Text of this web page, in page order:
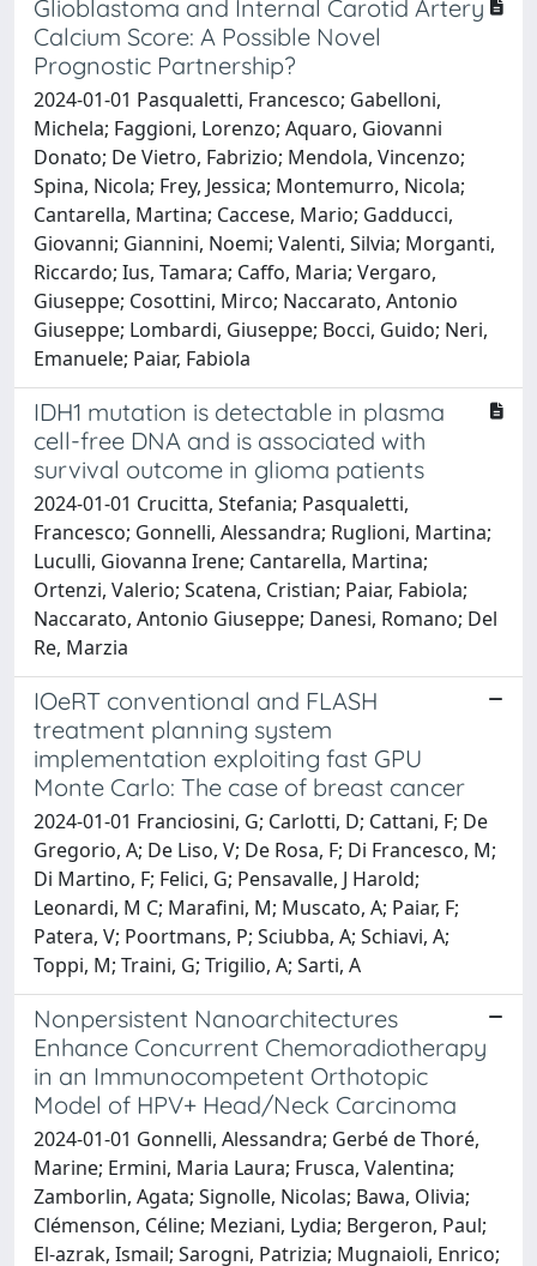
Glioblastoma and Internal Carotid Artery
Calcium Score: A Possible Novel
Prognostic Partnership?
2024-01-01 Pasqualetti, Francesco; Gabelloni,
Michela; Faggioni, Lorenzo; Aquaro, Giovanni
Donato; De Vietro, Fabrizio; Mendola, Vincenzo;
Spina, Nicola; Frey, Jessica; Montemurro, Nicola;
Cantarella, Martina; Caccese, Mario; Gadducci,
Giovanni; Giannini, Noemi; Valenti, Silvia; Morganti,
Riccardo; Ius, Tamara; Caffo, Maria; Vergaro,
Giuseppe; Cosottini, Mirco; Naccarato, Antonio
Giuseppe; Lombardi, Giuseppe; Bocci, Guido; Neri,
Emanuele; Paiar, Fabiola
IDH1 mutation is detectable in plasma
cell-free DNA and is associated with
survival outcome in glioma patients
2024-01-01 Crucitta, Stefania; Pasqualetti,
Francesco; Gonnelli, Alessandra; Ruglioni, Martina;
Luculli, Giovanna Irene; Cantarella, Martina;
Ortenzi, Valerio; Scatena, Cristian; Paiar, Fabiola;
Naccarato, Antonio Giuseppe; Danesi, Romano; Del
Re, Marzia
IOeRT conventional and FLASH
treatment planning system
implementation exploiting fast GPU
Monte Carlo: The case of breast cancer
2024-01-01 Franciosini, G; Carlotti, D; Cattani, F; De
Gregorio, A; De Liso, V; De Rosa, F; Di Francesco, M;
Di Martino, F; Felici, G; Pensavalle, J Harold;
Leonardi, M C; Marafini, M; Muscato, A; Paiar, F;
Patera, V; Poortmans, P; Sciubba, A; Schiavi, A;
Toppi, M; Traini, G; Trigilio, A; Sarti, A
Nonpersistent Nanoarchitectures
Enhance Concurrent Chemoradiotherapy
in an Immunocompetent Orthotopic
Model of HPV+ Head/Neck Carcinoma
2024-01-01 Gonnelli, Alessandra; Gerbé de Thoré,
Marine; Ermini, Maria Laura; Frusca, Valentina;
Zamborlin, Agata; Signolle, Nicolas; Bawa, Olivia;
Clémenson, Céline; Meziani, Lydia; Bergeron, Paul;
El‐azrak, Ismail; Sarogni, Patrizia; Mugnaioli, Enrico;